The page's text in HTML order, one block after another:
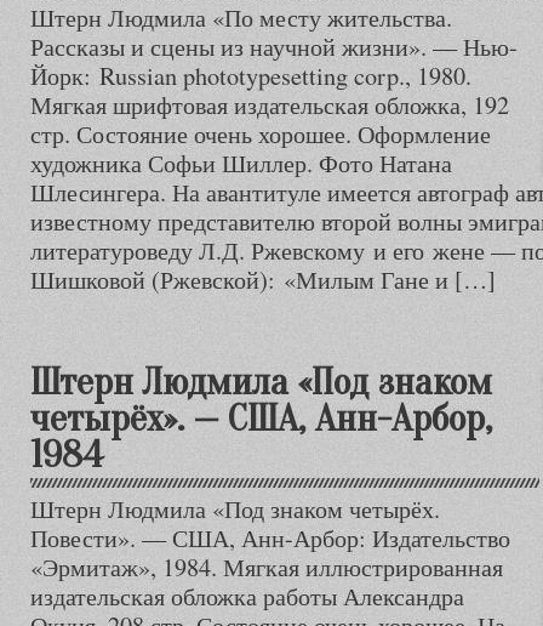
Штерн Людмила «По месту жительства.
Рассказы и сцены из научной жизни». — Нью-
Йорк: Russian phototypesetting corp., 1980.
Мягкая шрифтовая издательская обложка, 192
стр. Состояние очень хорошее. Оформление
художника Софьи Шиллер. Фото Натана
Шлесингера. На авантитуле имеется автограф
известному представителю второй волны
литературоведу Л.Д. Ржевскому и его жене —
Шишковой (Ржевской): «Милым Гане и […]
Штерн Людмила «Под знаком
четырёх». — США, Анн-Арбор,
1984
Штерн Людмила «Под знаком четырёх.
Повести». — США, Анн-Арбор: Издательство
«Эрмитаж», 1984. Мягкая иллюстрированная
издательская обложка работы Александра